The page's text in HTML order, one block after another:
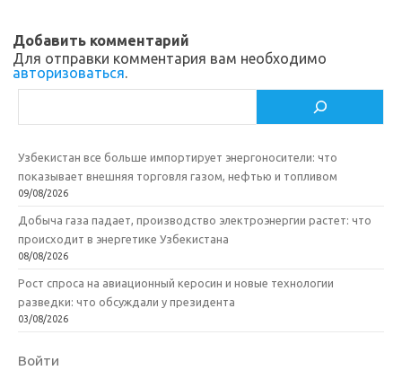
k
i
т
ь
Добавить комментарий
Для отправки комментария вам необходимо
авторизоваться.
Узбекистан все больше импортирует энергоносители: что
показывает внешняя торговля газом, нефтью и топливом
09/08/2026
Добыча газа падает, производство электроэнергии растет: что
происходит в энергетике Узбекистана
08/08/2026
Рост спроса на авиационный керосин и новые технологии
разведки: что обсуждали у президента
03/08/2026
Войти